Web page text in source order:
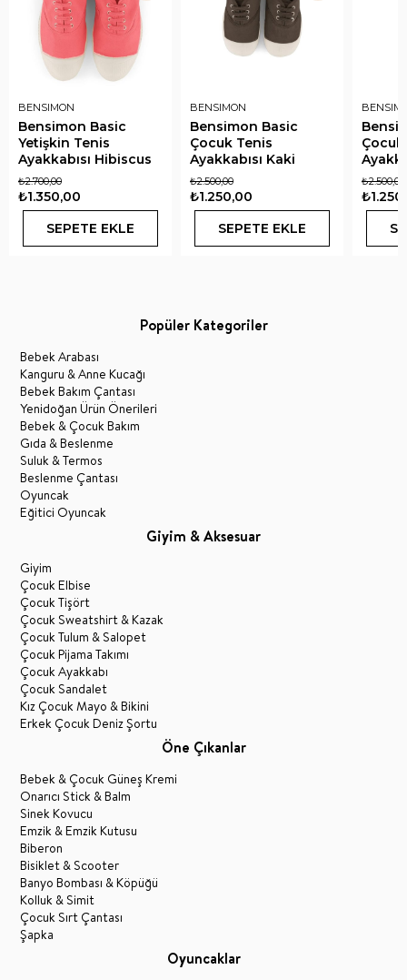
BENSIMON
Bensimon Basic
Yetişkin Tenis
Ayakkabısı Hibiscus
₺1.350,00
₺2.700,00
SEPETE EKLE
BENSIMON
Bensimon Basic
Çocuk Tenis
Ayakkabısı Kaki
₺1.250,00
₺2.500,00
SEPETE EKLE
₺2.500,00
Popüler Kategoriler
Bebek Arabası
Kanguru & Anne Kucağı
Bebek Bakım Çantası
Yenidoğan Ürün Önerileri
Bebek & Çocuk Bakım
Gıda & Beslenme
Suluk & Termos
Beslenme Çantası
Oyuncak
Eğitici Oyuncak
Giyim & Aksesuar
Giyim
Çocuk Elbise
Çocuk Tişört
Çocuk Sweatshirt & Kazak
Çocuk Tulum & Salopet
Çocuk Pijama Takımı
Çocuk Ayakkabı
Çocuk Sandalet
Kız Çocuk Mayo & Bikini
Erkek Çocuk Deniz Şortu
Öne Çıkanlar
Bebek & Çocuk Güneş Kremi
Onarıcı Stick & Balm
Sinek Kovucu
Emzik & Emzik Kutusu
Biberon
Bisiklet & Scooter
Banyo Bombası & Köpüğü
Kolluk & Simit
Çocuk Sırt Çantası
Şapka
Oyuncaklar